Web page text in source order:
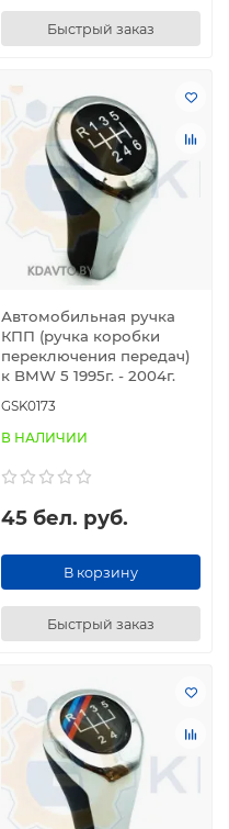
Быстрый заказ
Автомобильная ручка
КПП (ручка коробки
переключения передач)
к BMW 5 1995г. - 2004г.
GSK0173
В НАЛИЧИИ
45 бел. руб.
В корзину
Быстрый заказ